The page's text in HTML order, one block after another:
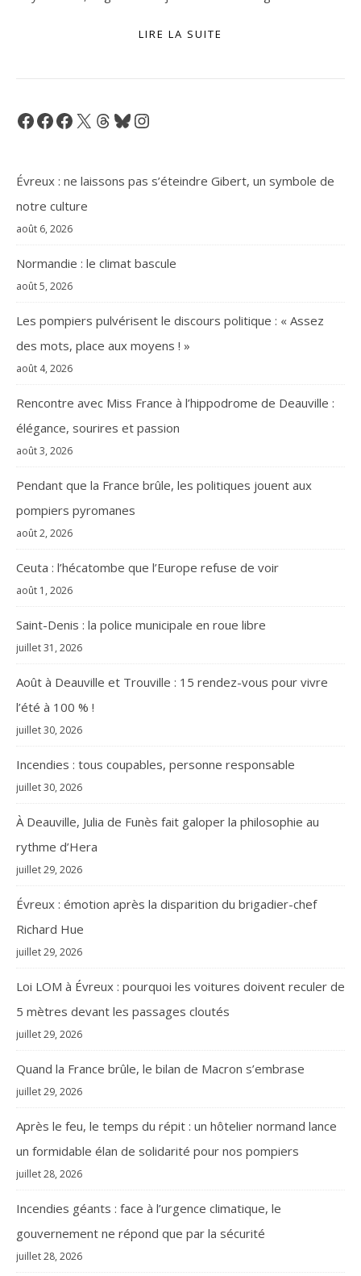
LIRE LA SUITE
Facebook
Facebook
Facebook
X Threads
BlueskyInstagram
Évreux : ne laissons pas s’éteindre Gibert, un symbole de
notre culture
août 6, 2026
Normandie : le climat bascule
août 5, 2026
Les pompiers pulvérisent le discours politique : « Assez
des mots, place aux moyens ! »
août 4, 2026
Rencontre avec Miss France à l’hippodrome de Deauville :
élégance, sourires et passion
août 3, 2026
Pendant que la France brûle, les politiques jouent aux
pompiers pyromanes
août 2, 2026
Ceuta : l’hécatombe que l’Europe refuse de voir
août 1, 2026
Saint-Denis : la police municipale en roue libre
juillet 31, 2026
Août à Deauville et Trouville : 15 rendez-vous pour vivre
l’été à 100 % !
juillet 30, 2026
Incendies : tous coupables, personne responsable
juillet 30, 2026
À Deauville, Julia de Funès fait galoper la philosophie au
rythme d’Hera
juillet 29, 2026
Évreux : émotion après la disparition du brigadier-chef
Richard Hue
juillet 29, 2026
Loi LOM à Évreux : pourquoi les voitures doivent reculer de
5 mètres devant les passages cloutés
juillet 29, 2026
Quand la France brûle, le bilan de Macron s’embrase
juillet 29, 2026
Après le feu, le temps du répit : un hôtelier normand lance
un formidable élan de solidarité pour nos pompiers
juillet 28, 2026
Incendies géants : face à l’urgence climatique, le
gouvernement ne répond que par la sécurité
juillet 28, 2026